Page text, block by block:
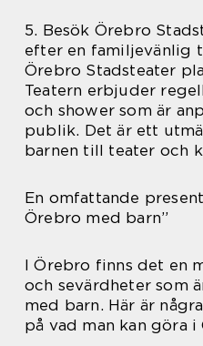
5. Besök Örebro
efter en familjevänlig
Örebro Stadsteater
Teatern erbjuder
och shower som är
publik. Det är ett
barnen till teater och
En omfattande
Örebro med barn”
I Örebro finns det en
och sevärdheter som
med barn. Här är
på vad man kan göra